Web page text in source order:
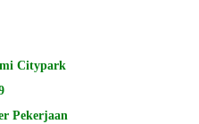
Citypark
Pekerjaan